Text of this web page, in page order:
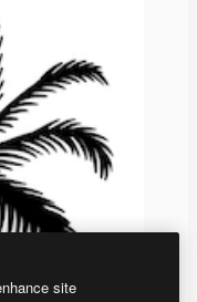
site